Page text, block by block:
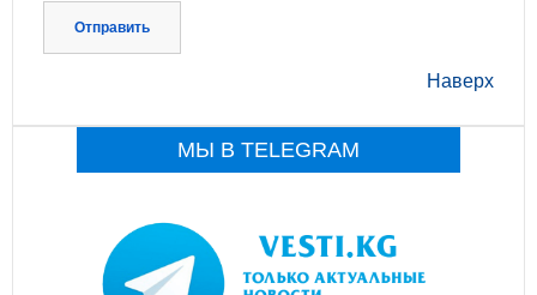
Отправить
Наверх
МЫ В TELEGRAM